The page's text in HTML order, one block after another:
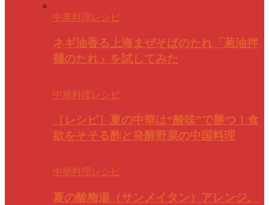
中華料理レシピ
ネギ油香る上海まぜそばのたれ「葱油拌
麺のたれ」を試してみた
中華料理レシピ
［レシピ］夏の中華は“酸味”で勝つ！食
欲をそそる酢と発酵野菜の中国料理
中華料理レシピ
夏の酸梅湯（サンメイタン）アレンジ。